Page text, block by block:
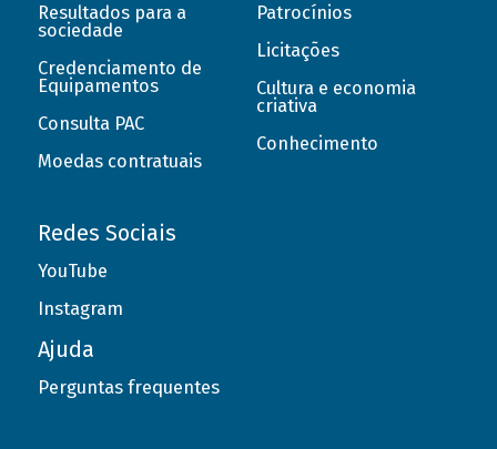
Resultados para a
sociedade
Credenciamento de
Equipamentos
Consulta PAC
Moedas contratuais
Patrocínios
Licitações
Cultura e economia
criativa
Conhecimento
Redes Sociais
YouTube
Instagram
Ajuda
Perguntas frequentes